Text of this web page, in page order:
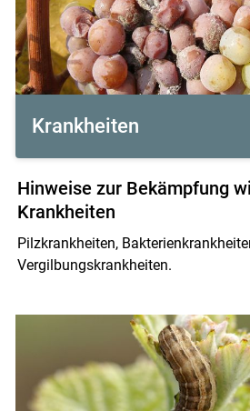
Krankheiten
Hinweise zur Bekämpfung
Krankheiten
Pilzkrankheiten,
Vergilbungskrankheiten.